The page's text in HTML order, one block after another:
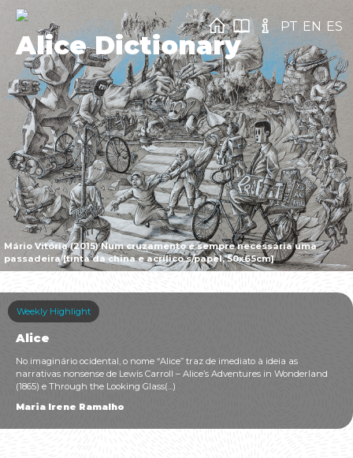
Mário Vitória (2015) Num cruzamento é sempre necessária uma
passadeira [tinta da china e acrílico s/papel, 50x65cm]
Alice Dictionary
PT EN ES
Weekly Highlight
Alice
No imaginário ocidental, o nome “Alice” traz de imediato à ideia as
narrativas nonsense de Lewis Carroll – Alice’s Adventures in Wonderland
(1865) e Through the Looking Glass(...)
Maria Irene Ramalho